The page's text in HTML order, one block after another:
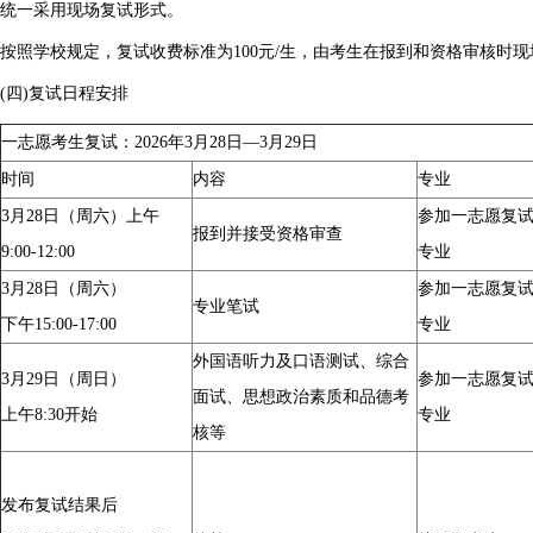
统一采用现场复试形式。
按照学校规定，复试收费标准为100元/生，由考生在报到和资格审核时
(四)复试日程安排
一志愿考生复试：2026年3月28日—3月29日
时间 内容 专业
3月28日（周六）上午
9:00-12:00
报到并接受资格审查
参加一志愿复
专业
3月28日（周六）
下午15:00-17:00
专业笔试
参加一志愿复
专业
3月29日（周日）
上午8:30开始
外国语听力及口语测试、综合
面试、思想政治素质和品德考
核等
参加一志愿复
专业
发布复试结果后